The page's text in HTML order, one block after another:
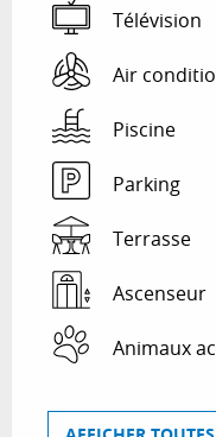
Télévision
Air
Piscine
Parking
Terrasse
Ascenseur
Animaux